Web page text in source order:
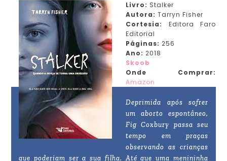
Livro: Stalker
Autora: Tarryn Fisher
Cortesia: Editora Faro
Editorial
Páginas: 256
Ano: 2018
Skoob
Onde Comprar:
Amazon
Deprimida após sofrer
um aborto espontâneo,
Fig Coxbury passa seu
tempo em praças
observando as crianças
que poderiam ser a sua filha. Até que uma menininha